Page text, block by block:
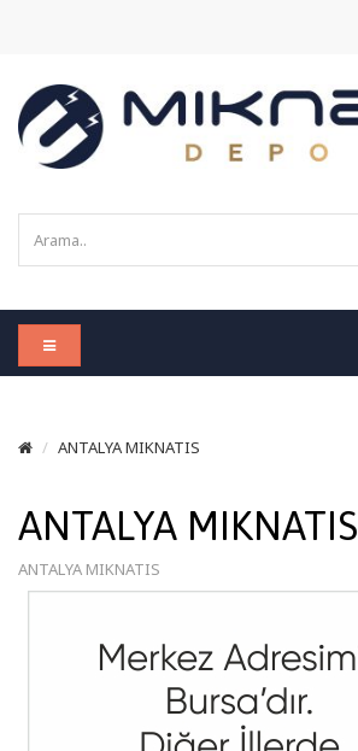
ANTALYA MIKNATIS
ANTALYA MIKNATIS
ANTALYA MIKNATIS